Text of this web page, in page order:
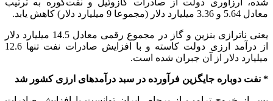
شده، ارزآوری دولت از صادرات گازوئیل و نفت‌کوره به ترتیب
معادل 5.64 و 3.36 میلیارد دلار (مجموعا 9 میلیارد دلار) کاهش یابد.
یعنی ناترازی بنزین و گاز در مجموع رقمی معادل 14.5 میلیارد دلار
از درآمد ارزی دولت کاسته و با افزایش صادرات نفت تنها 12.6
میلیارد دلار از آن جبران شده است.
* نفت دوباره جایگزین فرآورده در سبد درآمدهای ارزی کشور شد